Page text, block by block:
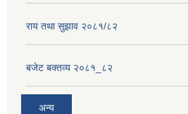
राय तथा सुझाव २०८१/८२
बजेट बक्तव्य २०८१_८२
अन्य